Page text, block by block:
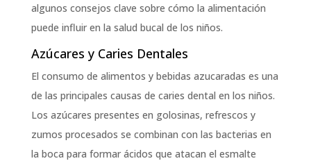
algunos consejos clave sobre cómo la alimentación
puede influir en la salud bucal de los niños.
Azúcares y Caries Dentales
El consumo de alimentos y bebidas azucaradas es una
de las principales causas de caries dental en los niños.
Los azúcares presentes en golosinas, refrescos y
zumos procesados se combinan con las bacterias en
la boca para formar ácidos que atacan el esmalte